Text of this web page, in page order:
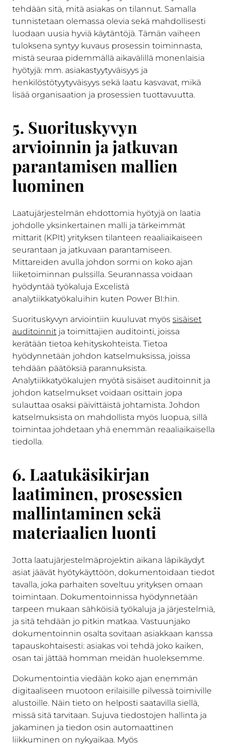
tehdään sitä, mitä asiakas on tilannut. Samalla
tunnistetaan olemassa olevia sekä mahdollisesti
luodaan uusia hyviä käytäntöjä. Tämän vaiheen
tuloksena syntyy kuvaus prosessin toiminnasta,
mistä seuraa pidemmällä aikavälillä monenlaisia
hyötyjä: mm. asiakastyytyväisyys ja
henkilöstötyytyväisyys sekä laatu kasvavat, mikä
lisää organisaation ja prosessien tuottavuutta.
5. Suorituskyvyn
arvioinnin ja jatkuvan
parantamisen mallien
luominen
Laatujärjestelmän ehdottomia hyötyjä on laatia
johdolle yksinkertainen malli ja tärkeimmät
mittarit (KPIt) yrityksen tilanteen reaaliaikaiseen
seurantaan ja jatkuvaan parantamiseen.
Mittareiden avulla johdon sormi on koko ajan
liiketoiminnan pulssilla. Seurannassa voidaan
hyödyntää työkaluja Excelistä
analytiikkatyökaluihin kuten Power BI:hin.
Suorituskyvyn arviointiin kuuluvat myös sisäiset
auditoinnit ja toimittajien auditointi, joissa
kerätään tietoa kehityskohteista. Tietoa
hyödynnetään johdon katselmuksissa, joissa
tehdään päätöksiä parannuksista.
Analytiikkatyökalujen myötä sisäiset auditoinnit ja
johdon katselmukset voidaan osittain jopa
sulauttaa osaksi päivittäistä johtamista. Johdon
katselmuksista on mahdollista myös luopua, sillä
toimintaa johdetaan yhä enemmän reaaliaikaisella
tiedolla.
6. Laatukäsikirjan
laatiminen, prosessien
mallintaminen sekä
materiaalien luonti
Jotta laatujärjestelmäprojektin aikana läpikäydyt
asiat jäävät hyötykäyttöön, dokumentoidaan tiedot
tavalla, joka parhaiten soveltuu yrityksen omaan
toimintaan. Dokumentoinnissa hyödynnetään
tarpeen mukaan sähköisiä työkaluja ja järjestelmiä,
ja sitä tehdään jo pitkin matkaa. Vastuunjako
dokumentoinnin osalta sovitaan asiakkaan kanssa
tapauskohtaisesti: asiakas voi tehdä joko kaiken,
osan tai jättää homman meidän huoleksemme.
Dokumentointia viedään koko ajan enemmän
digitaaliseen muotoon erilaisille pilvessä toimiville
alustoille. Näin tieto on helposti saatavilla siellä,
missä sitä tarvitaan. Sujuva tiedostojen hallinta ja
jakaminen ja tiedon osin automaattinen
liikkuminen on nykyaikaa. Myös